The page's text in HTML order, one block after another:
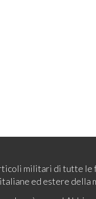
militari di tutte le
ed estere della